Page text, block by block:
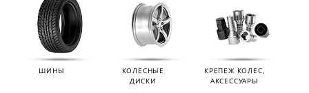
ШИНЫ
КОЛЕСНЫЕ
ДИСКИ
КРЕПЕЖ КОЛЕС,
АКСЕССУАРЫ